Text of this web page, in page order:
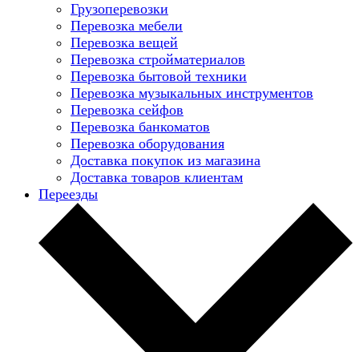
Грузоперевозки
Перевозка мебели
Перевозка вещей
Перевозка стройматериалов
Перевозка бытовой техники
Перевозка музыкальных инструментов
Перевозка сейфов
Перевозка банкоматов
Перевозка оборудования
Доставка покупок из магазина
Доставка товаров клиентам
Переезды